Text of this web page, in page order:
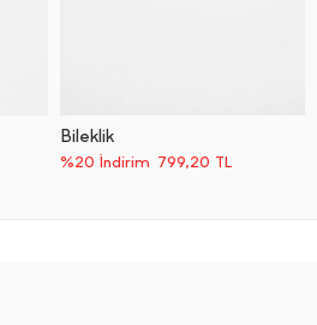
Bileklik
%20 İndirim 799,20 TL